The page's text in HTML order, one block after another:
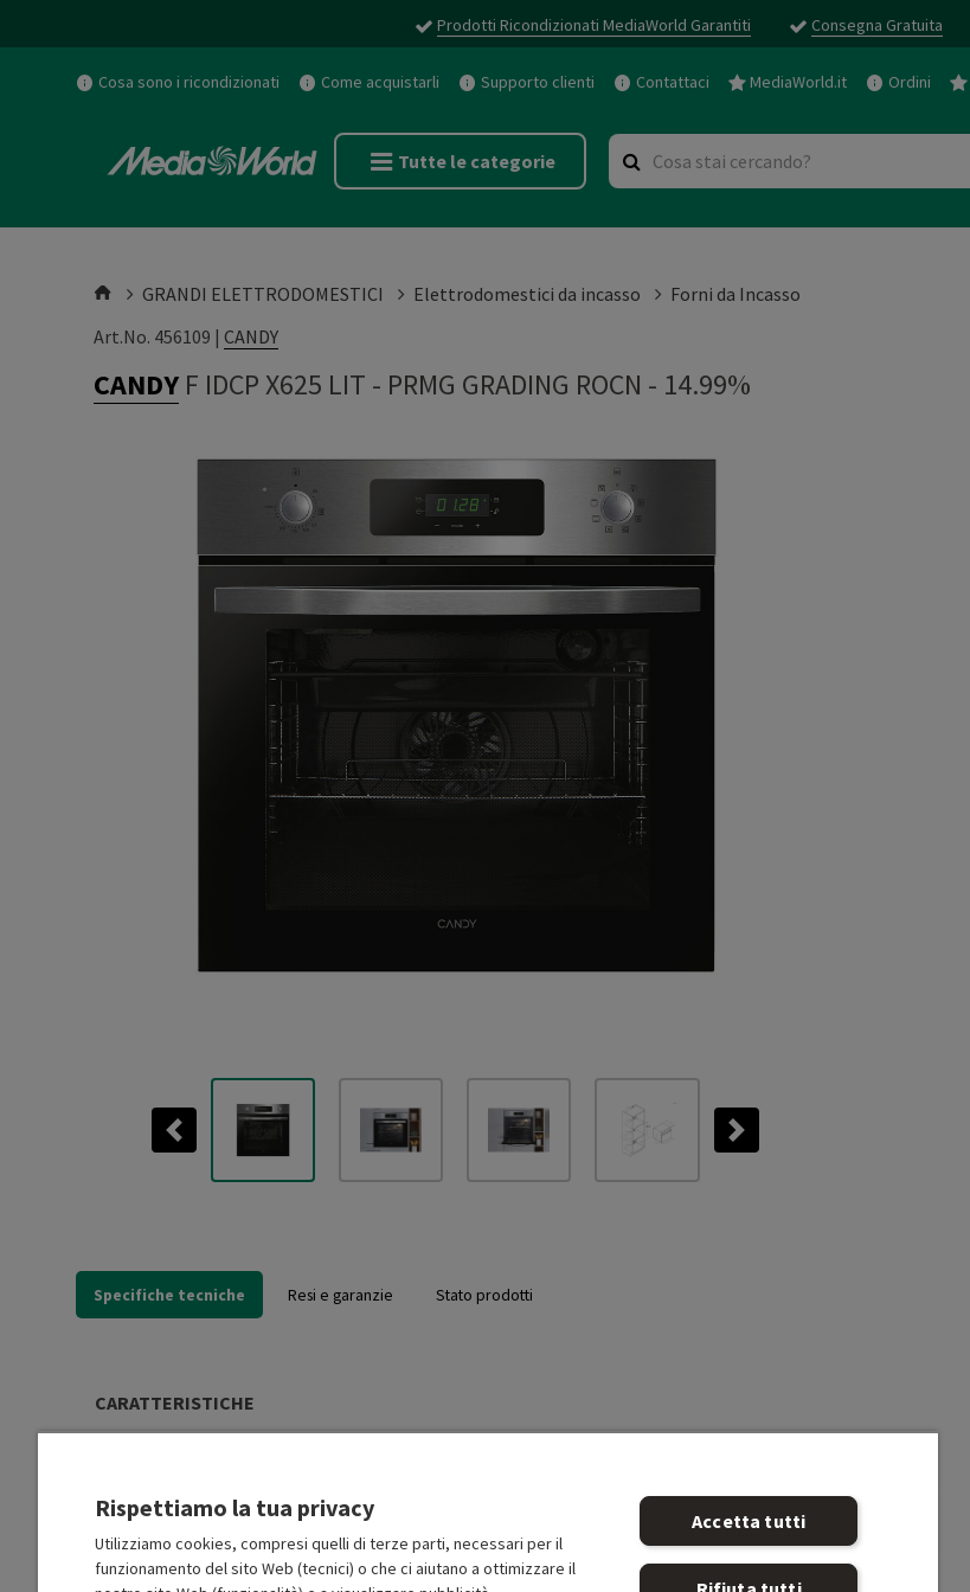
Prodotti Ricondizionati MediaWorld Garantiti Consegna Gratuita
Cosa sono i ricondizionati Come acquistarli Supporto clienti Contattaci MediaWorld.it Ordini
Tutte le categorie
GRANDI ELETTRODOMESTICI Elettrodomestici da incasso
Forni da Incasso
Art.No. 456109 | CANDY
CANDY F IDCP X625 LIT - PRMG GRADING ROCN - 14.99%
Previous Next
Specifiche tecniche Resi e garanzie Stato prodotti
CARATTERISTICHE
Classe efficienza energetica A +
Rispettiamo la tua privacy
Utilizziamo cookies, compresi quelli di terze parti, necessari per il
funzionamento del sito Web (tecnici) o che ci aiutano a ottimizzare il
Accetta tutti